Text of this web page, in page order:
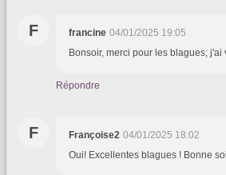
F francine 04/01/2025 19:05
Bonsoir, merci pour les blagues;
Répondre
F Françoise2 04/01/2025 18:02
Oui! Excellentes blagues ! Bonne